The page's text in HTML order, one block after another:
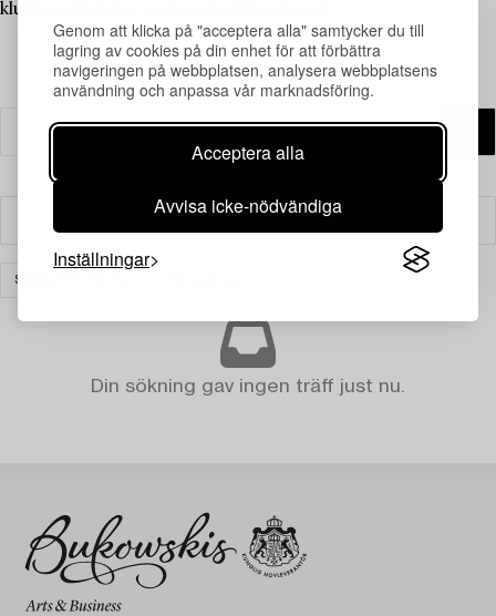
Genom att klicka på "acceptera alla" samtycker du till
lagring av cookies på din enhet för att förbättra
navigeringen på webbplatsen, analysera webbplatsens
användning och anpassa vår marknadsföring.
Acceptera alla
Avvisa icke-nödvändiga
Inställningar
klubbens flertaliga spelare i landslaget 1948.
SAMLARFÖREMÅL
Din sökning gav ingen träff just nu.